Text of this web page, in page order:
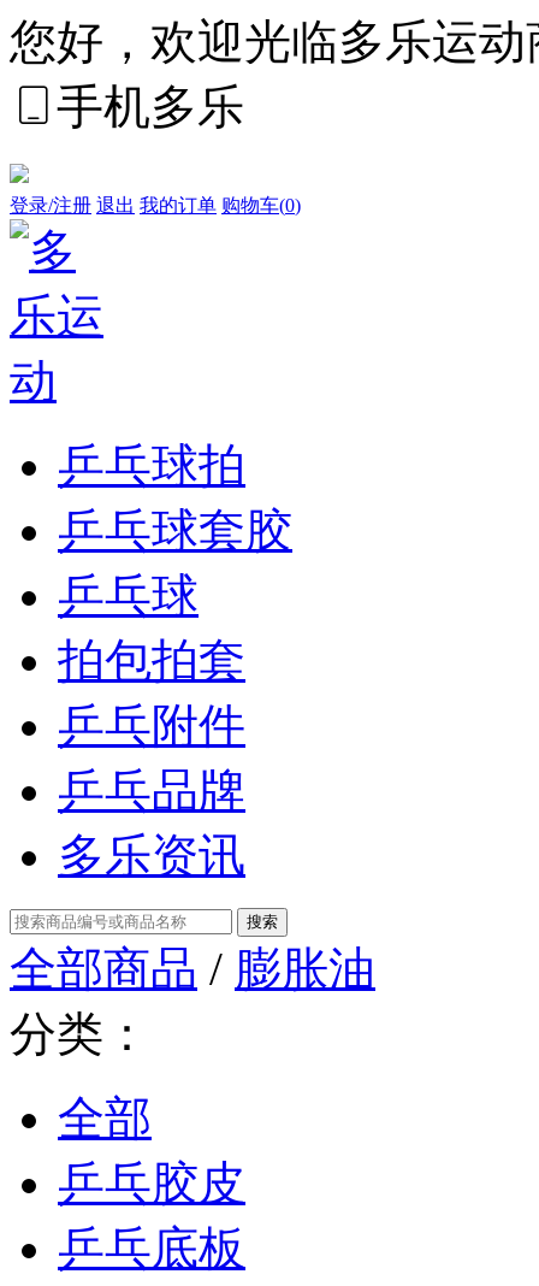
您好，欢迎光临多乐运动
手机多乐
登录/注册 退出 我的订单 购物车(0)
乒乓球拍
乒乓球套胶
乒乓球
拍包拍套
乒乓附件
乒乓品牌
多乐资讯
全部商品 / 膨胀油
分类：
全部
乒乓胶皮
乒乓底板